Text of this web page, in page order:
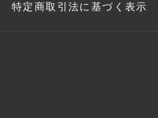
特定商取引法に基づく表示